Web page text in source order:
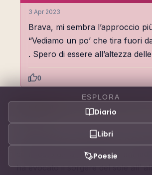
3 Apr 2023
Brava, mi sembra l’approccio
“Vediamo un po’ che tira fuori
. Spero di essere all’altezza
0
3 Apr 2023
interessante, non sapevo! il nome di
composto dalla parola “est”
ha evocato il sorgere del sole all’
ESPLORA
Diario
Libri
Poesie